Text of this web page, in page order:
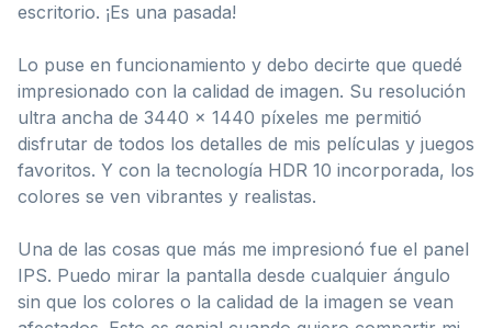
escritorio. ¡Es una pasada!
Lo puse en funcionamiento y debo decirte que quedé
impresionado con la calidad de imagen. Su resolución
ultra ancha de 3440 x 1440 píxeles me permitió
disfrutar de todos los detalles de mis películas y juegos
favoritos. Y con la tecnología HDR 10 incorporada, los
colores se ven vibrantes y realistas.
Una de las cosas que más me impresionó fue el panel
IPS. Puedo mirar la pantalla desde cualquier ángulo
sin que los colores o la calidad de la imagen se vean